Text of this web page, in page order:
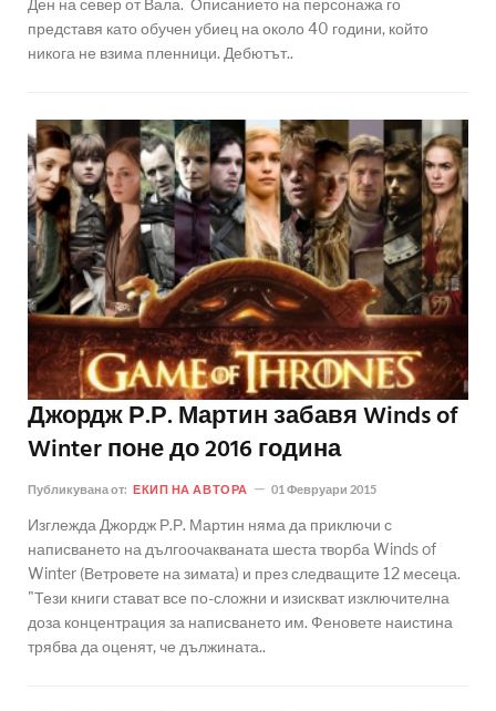
Ден на север от Вала. Описанието на персонажа го
представя като обучен убиец на около 40 години, който
никога не взима пленници. Дебютът..
Джордж Р.Р. Мартин забавя Winds of
Winter поне до 2016 година
Публикувана от: ЕКИП НА АВТОРА 01 Февруари 2015
Изглежда Джордж Р.Р. Мартин няма да приключи с
написването на дългоочакваната шеста творба Winds of
Winter (Ветровете на зимата) и през следващите 12 месеца.
"Тези книги стават все по-сложни и изискват изключителна
доза концентрация за написването им. Феновете наистина
трябва да оценят, че дължината..